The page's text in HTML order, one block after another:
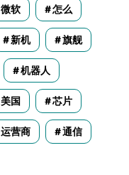
微软 怎么
新机 旗舰
机器人
美国 芯片
运营商 通信